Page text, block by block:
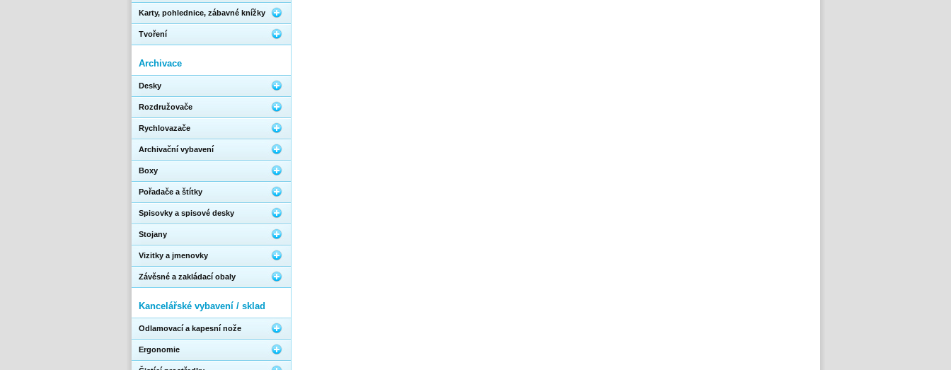
Karty, pohlednice, zábavné knížky
Tvoření
Archivace
Desky
Rozdružovače
Rychlovazače
Archivační vybavení
Boxy
Pořadače a štítky
Spisovky a spisové desky
Stojany
Vizitky a jmenovky
Závěsné a zakládací obaly
Kancelářské vybavení / sklad
Odlamovací a kapesní nože
Ergonomie